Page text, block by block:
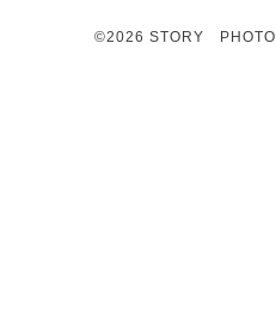
©2026 STORY PHOTO